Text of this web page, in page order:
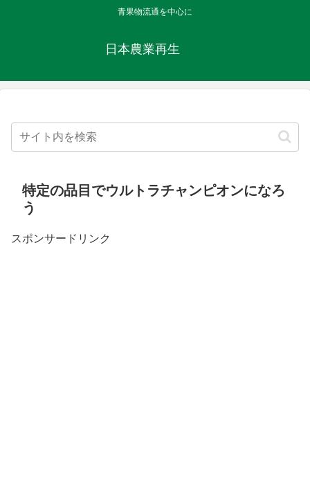
青果物流通を中心に
日本農業再生
特定の品目でウルトラチャンピオンになろ
う
スポンサードリンク